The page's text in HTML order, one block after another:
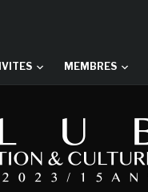
MEMBRES